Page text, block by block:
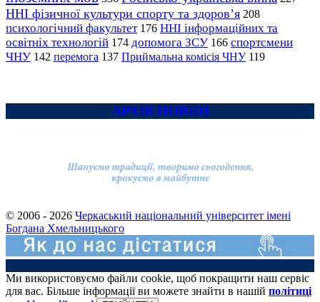
ННІ фізичної культури спорту та здоров’я 208
психологічний факультет 176 ННІ інформаційних та
освітніх технологій 174 допомога ЗСУ 166 спортсмени
ЧНУ 142 перемога 137 Приймальна комісія ЧНУ 119
АРХІВ НОВИН
© 2006 - 2026 Черкаський національний університет імені
Богдана Хмельницького
Ми використовуємо файли cookie, щоб покращити наш сервіс
для вас. Більше інформації ви можете знайти в нашій політиці